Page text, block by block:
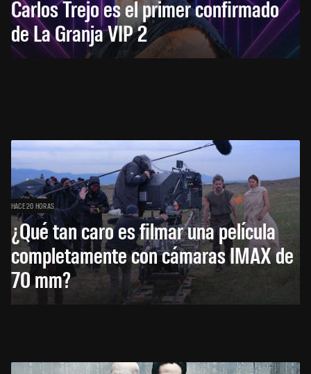
Carlos Trejo es el primer confirmado
de La Granja VIP 2
HACE 20 HORAS
¿Qué tan caro es filmar una película
completamente con cámaras IMAX de
70 mm?